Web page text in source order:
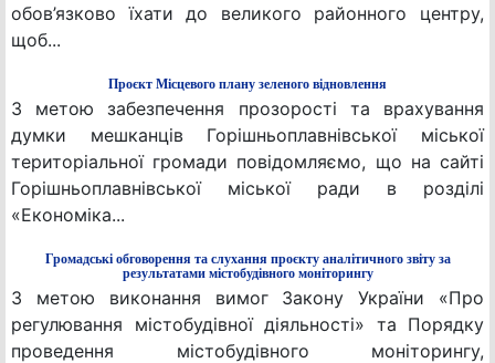
обов’язково їхати до великого районного центру,
щоб...
Проєкт Місцевого плану зеленого відновлення
З метою забезпечення прозорості та врахування
думки мешканців Горішньоплавнівської міської
територіальної громади повідомляємо, що на сайті
Горішньоплавнівської міської ради в розділі
«Економіка...
Громадські обговорення та слухання проєкту аналітичного звіту за
результатами містобудівного моніторингу
З метою виконання вимог Закону України «Про
регулювання містобудівної діяльності» та Порядку
проведення містобудівного моніторингу,